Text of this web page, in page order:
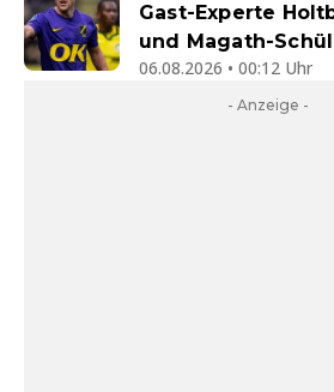
Gast-Experte
und Magath-
06.08.2026 • 00:12 Uhr
- Anzeige -